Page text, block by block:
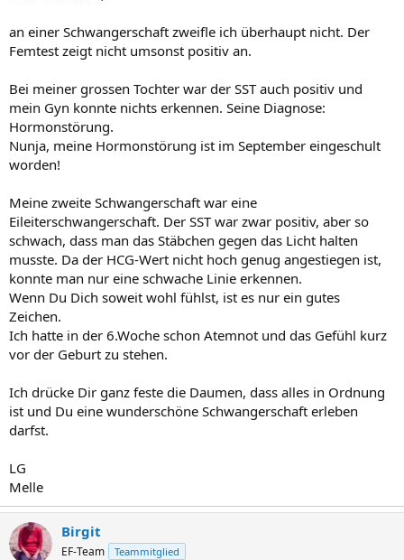
an einer Schwangerschaft zweifle ich überhaupt nicht. Der
Femtest zeigt nicht umsonst positiv an.
Bei meiner grossen Tochter war der SST auch positiv und
mein Gyn konnte nichts erkennen. Seine Diagnose:
Hormonstörung.
Nunja, meine Hormonstörung ist im September eingeschult
worden!
Meine zweite Schwangerschaft war eine
Eileiterschwangerschaft. Der SST war zwar positiv, aber so
schwach, dass man das Stäbchen gegen das Licht halten
musste. Da der HCG-Wert nicht hoch genug angestiegen ist,
konnte man nur eine schwache Linie erkennen.
Wenn Du Dich soweit wohl fühlst, ist es nur ein gutes
Zeichen.
Ich hatte in der 6.Woche schon Atemnot und das Gefühl kurz
vor der Geburt zu stehen.
Ich drücke Dir ganz feste die Daumen, dass alles in Ordnung
ist und Du eine wunderschöne Schwangerschaft erleben
darfst.
LG
Melle
Birgit
EF-Team Teammitglied